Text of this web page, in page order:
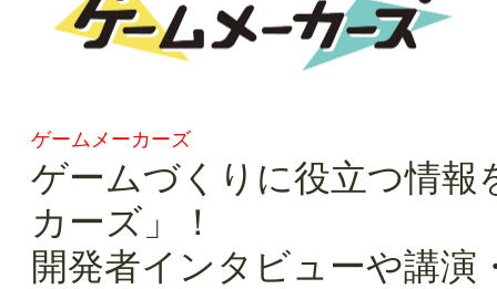
ゲームメーカーズ
ゲームづくりに役立つ情報
カーズ」！
開発者インタビューや講